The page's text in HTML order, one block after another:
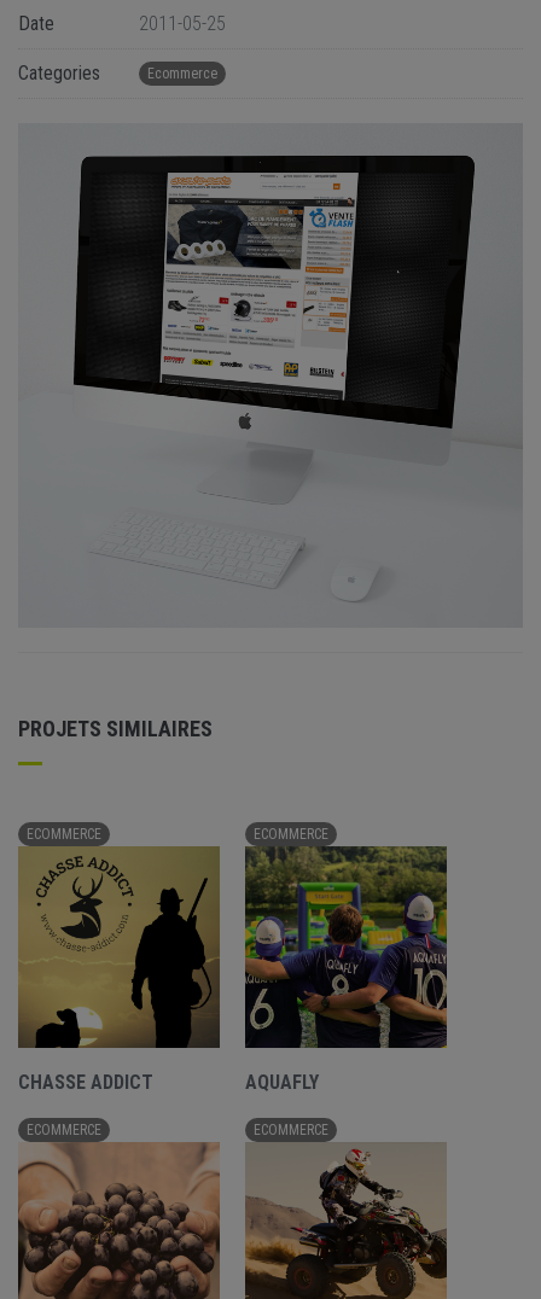
Date 2011-05-25
Categories Ecommerce
PROJETS SIMILAIRES
ECOMMERCE
CHASSE ADDICT
ECOMMERCE
AQUAFLY
ECOMMERCE ECOMMERCE